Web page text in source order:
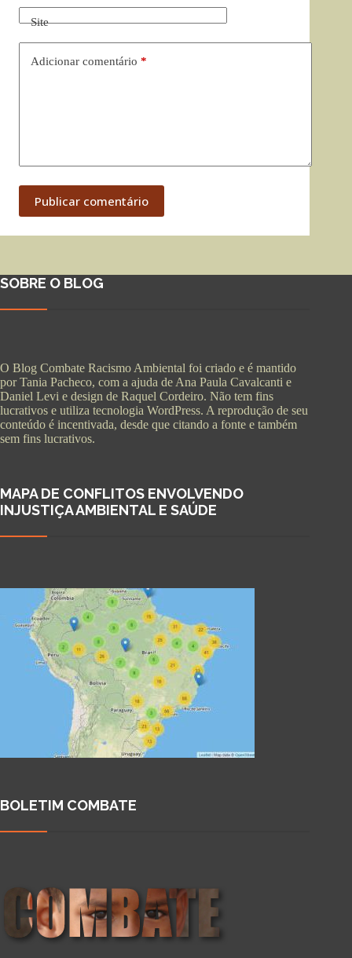
Site
Adicionar comentário *
Publicar comentário
SOBRE O BLOG
O Blog Combate Racismo Ambiental foi criado e é mantido
por Tania Pacheco, com a ajuda de Ana Paula Cavalcanti e
Daniel Levi e design de Raquel Cordeiro. Não tem fins
lucrativos e utiliza tecnologia WordPress. A reprodução de seu
conteúdo é incentivada, desde que citando a fonte e também
sem fins lucrativos.
MAPA DE CONFLITOS ENVOLVENDO
INJUSTIÇA AMBIENTAL E SAÚDE
BOLETIM COMBATE